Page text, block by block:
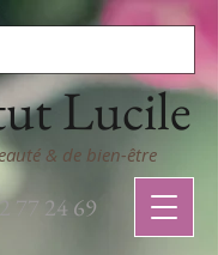
Lucile
& de bien-être
77 24 69